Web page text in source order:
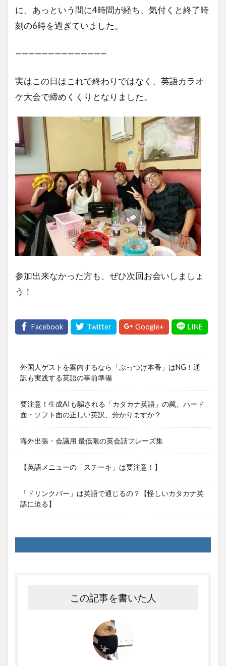
に、あっという間に4時間が経ち、気付くと終了時
刻の6時を過ぎていました。
——————————————
実はこの日はこれで終わりではなく、英語カラオ
ケ大会で締めくくりとなりました。
参加出来なかった方も、ぜひ次回お会いしましょ
う！
外国人ゲストを案内するなら「ぶっつけ本番」はNG！通
訳も実践する英語の事前準備
要注意！生成AIも騙される「カタカナ英語」の罠。ハード
面・ソフト面の正しい英訳、分かりますか？
海外出張・会議用 最低限の英会話フレーズ集
【英語メニューの「ステーキ」は要注意！】
「ドリンクバー」は英語で通じるの？【怪しいカタカナ英
語に迫る】
この記事を書いた人